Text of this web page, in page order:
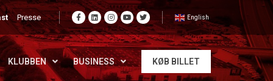
Presse English
KLUBBEN BUSINESS KØB BILLET